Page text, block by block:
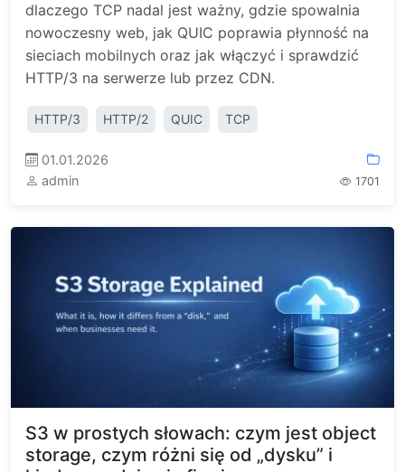
dlaczego TCP nadal jest ważny, gdzie spowalnia
nowoczesny web, jak QUIC poprawia płynność na
sieciach mobilnych oraz jak włączyć i sprawdzić
HTTP/3 na serwerze lub przez CDN.
HTTP/3 HTTP/2 QUIC TCP
01.01.2026
admin
1701
S3 w prostych słowach: czym jest object
storage, czym różni się od „dysku” i